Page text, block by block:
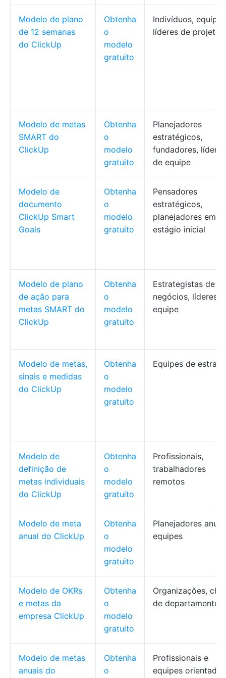
Modelo de plano
de 12 semanas
do ClickUp
Obtenha
o
modelo
gratuito
Indivíduos,
líderes de projeto
Modelo de metas
SMART do
ClickUp
Obtenha
o
modelo
gratuito
Planejadores
estratégicos,
fundadores, líderes
de equipe
Modelo de
documento
ClickUp Smart
Goals
Obtenha
o
modelo
gratuito
Pensadores
estratégicos,
planejadores em
estágio inicial
Modelo de plano
de ação para
metas SMART do
ClickUp
Obtenha
o
modelo
gratuito
Estrategistas de
negócios, líderes
equipe
Modelo de metas,
sinais e medidas
do ClickUp
Obtenha
o
modelo
gratuito
Equipes de
Modelo de
definição de
metas individuais
do ClickUp
Obtenha
o
modelo
gratuito
Profissionais,
trabalhadores
remotos
Modelo de meta
anual do ClickUp
Obtenha
o
modelo
gratuito
Planejadores
equipes
Modelo de OKRs
e metas da
empresa ClickUp
Obtenha
o
modelo
gratuito
Organizações,
de departamento
Modelo de metas
anuais do
Obtenha
o
Profissionais e
equipes orientados